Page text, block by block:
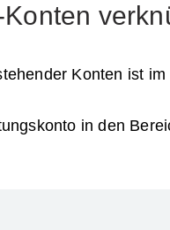
Konten ist
in den